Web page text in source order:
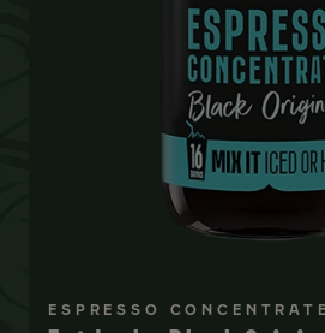
ESPRESSO CONCENTRATE